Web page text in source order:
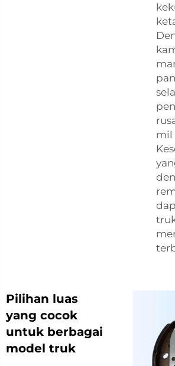
mil
Pilihan luas
yang cocok
untuk berbagai
model truk